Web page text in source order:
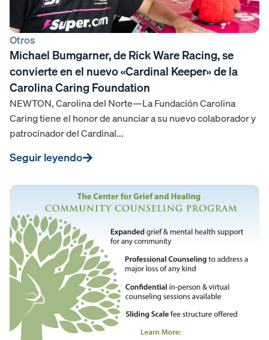
Otros
Michael Bumgarner, de Rick Ware Racing, se
convierte en el nuevo «Cardinal Keeper» de la
Carolina Caring Foundation
NEWTON, Carolina del Norte—La Fundación Carolina
Caring tiene el honor de anunciar a su nuevo colaborador y
patrocinador del Cardinal...
Seguir leyendo